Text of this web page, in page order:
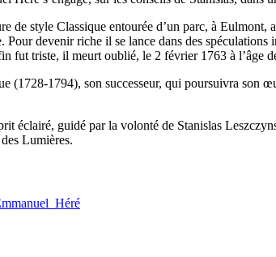
de style Classique entourée d’un parc, à
Pour devenir riche il se lance dans des
fut triste, il meurt oublié, le 2 février 1763 à l’âge
(1728-1794), son successeur, qui poursuivra son
éclairé, guidé par la volonté de Stanislas
Lumières.